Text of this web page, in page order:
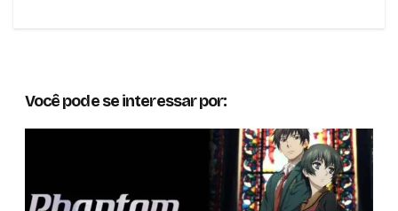
Você pode se interessar por: